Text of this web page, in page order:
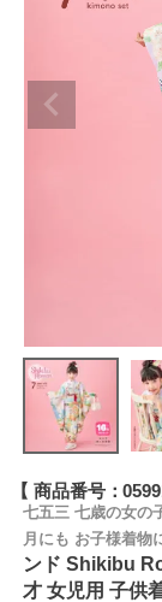
商品番号
七五三 七歳の女の
月にも お子様着物
ンド Shikibu
才 女児用 子供